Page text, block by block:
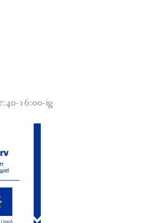
– 2026.
2026. ÉV
16:00-ig